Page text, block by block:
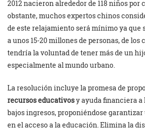
2012 nacieron alrededor de 118 niños por
obstante, muchos expertos chinos
de este relajamiento será mínimo ya que
a unos 15-20 millones de personas, de los
tendría la voluntad de tener más de un
especialmente al mundo urbano.
La resolución incluye la promesa de
recursos educativosy ayuda financiera
bajos ingresos, proponiéndose
en el acceso a la educación. Elimina la